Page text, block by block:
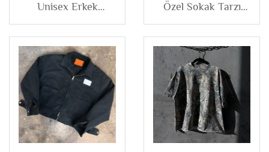
Unisex Erkek
Vintage Yıkama Boş
Büyük Beden Pamuk
Düz Geniş Bacak Bol
Kot Pantolon Erkek
Özel Sokak Tarzı
Yama İşlemeli
Yıkanmış Hasarlı
Perçinli Fermuarlı
Kapüşonlu ve Şortlu
Sweat Seti Spor
Takım